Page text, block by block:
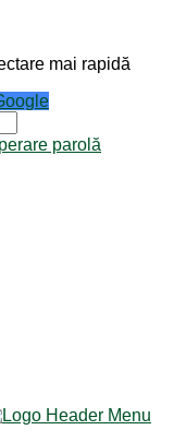
mai rapidă
parolă